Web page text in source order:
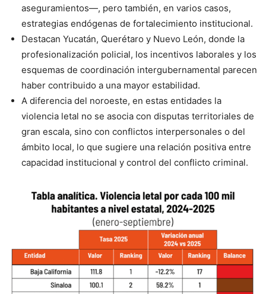
aseguramientos—, pero también, en varios casos,
estrategias endógenas de fortalecimiento institucional.
Destacan Yucatán, Querétaro y Nuevo León, donde la
profesionalización policial, los incentivos laborales y los
esquemas de coordinación intergubernamental parecen
haber contribuido a una mayor estabilidad.
A diferencia del noroeste, en estas entidades la
violencia letal no se asocia con disputas territoriales de
gran escala, sino con conflictos interpersonales o del
ámbito local, lo que sugiere una relación positiva entre
capacidad institucional y control del conflicto criminal.